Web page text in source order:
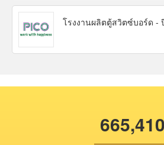
โรงงานผลิตตู้สวิตซ์บอร์ด -
665,410